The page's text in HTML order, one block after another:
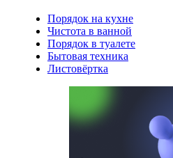
Порядок на кухне
Чистота в ванной
Порядок в туалете
Бытовая техника
Листовёртка